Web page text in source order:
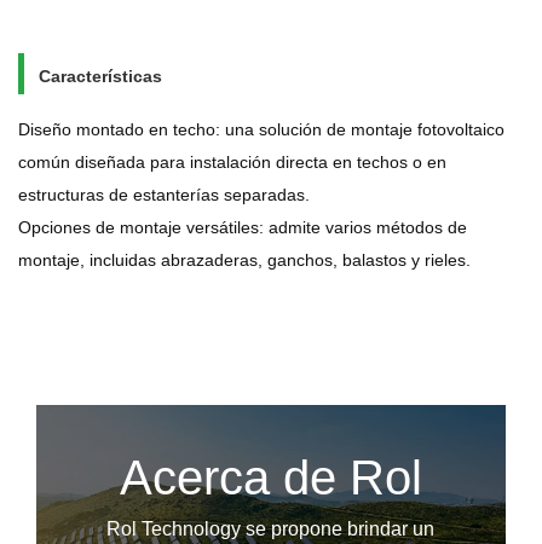
Características
Diseño montado en techo: una solución de montaje fotovoltaico
común diseñada para instalación directa en techos o en
estructuras de estanterías separadas.
Opciones de montaje versátiles: admite varios métodos de
montaje, incluidas abrazaderas, ganchos, balastos y rieles.
Acerca de Rol
Rol Technology se propone brindar un